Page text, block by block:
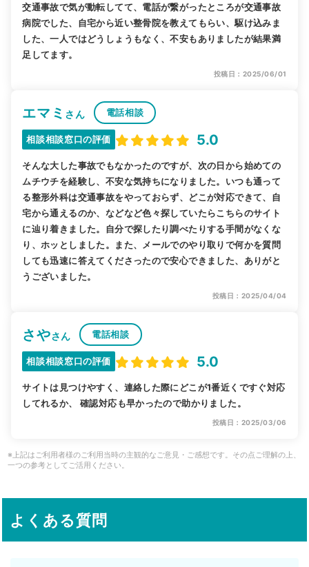
交通事故で気が動転してて、電話が繋がったところが交通事故
病院でした、自宅から近い整骨院を教えてもらい、駆け込みま
した、一人ではどうしょうもなく、不安もありましたが結果満
足してます。
投稿日：2025/06/01
エマミ さん 電話相談
相談相談窓口の評価 5.0
そんな大した事故でもなかったのですが、次の日から始めての
ムチウチを経験し、不安な気持ちになりました。いつも通って
る整形外科は交通事故をやっておらず、どこが対応できて、自
宅から通えるのか、などなど色々探していたらこちらのサイト
に辿り着きました。自分で探したり調べたりする手間がなくな
り、ホッとしました。また、メールでのやり取りで何かを質問
しても迅速に答えてくださったので安心できました、ありがと
うございました。
投稿日：2025/04/04
さやさん 電話相談
相談相談窓口の評価 5.0
サイトは見つけやすく、連絡した際にどこが1番近くですぐ対応
してれるか、 確認対応も早かったので助かりました。
投稿日：2025/03/06
※上記はご利用者様のご利用当時の主観的なご意見・ご感想です。その点ご理解の上、
一つの参考としてご活用ください。
よくある質問